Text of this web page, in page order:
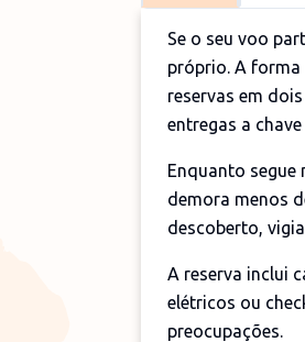
Se o seu voo
próprio. A forma
reservas em
entregas a
Enquanto
demora menos
descoberto,
A reserva inclui
elétricos ou
preocupações.